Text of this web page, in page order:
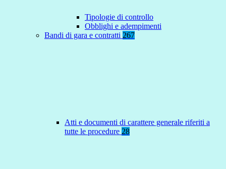
Tipologie di controllo
Obblighi e adempimenti
Bandi di gara e contratti 267
Atti e documenti di carattere generale riferiti a
tutte le procedure 28